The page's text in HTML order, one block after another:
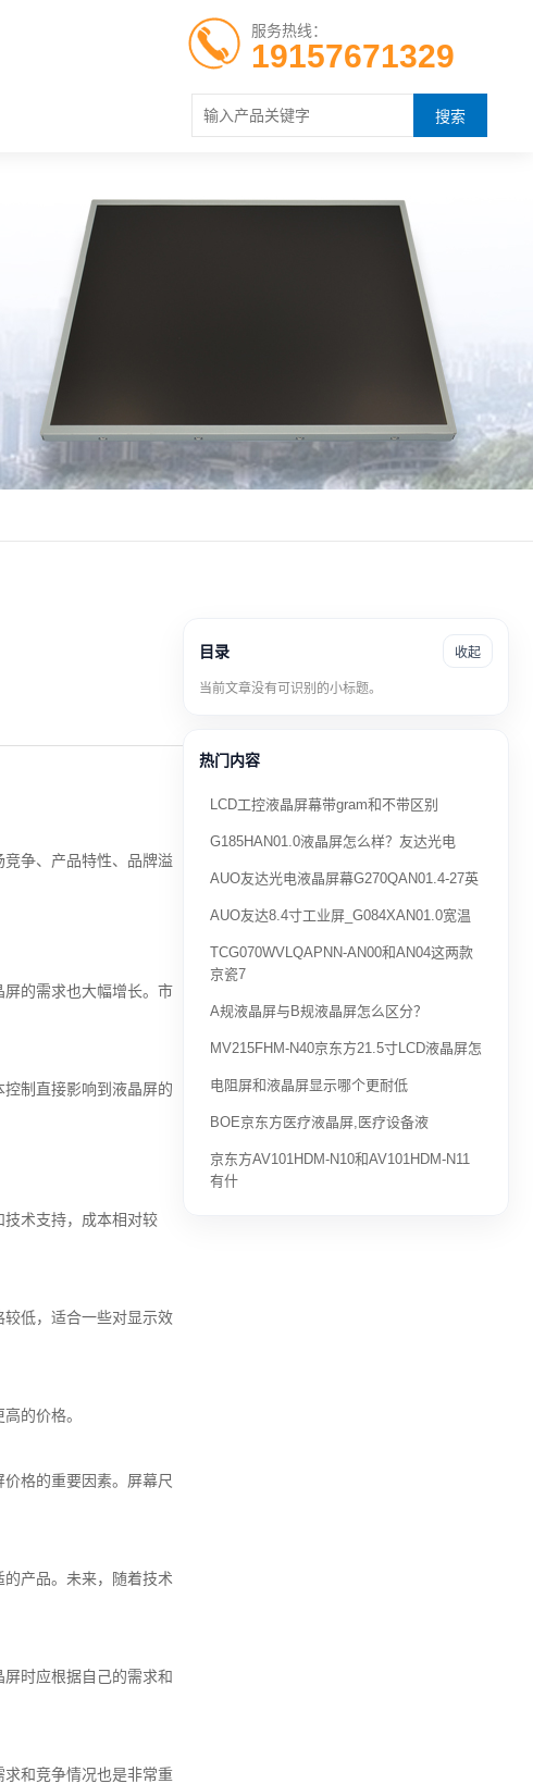
服务热线：
19157671329
争、产品特性、品牌溢
的需求也大幅增长。市
制直接影响到液晶屏的
术支持，成本相对较
低，适合一些对显示效
的价格。
格的重要因素。屏幕尺
产品。未来，随着技术
时应根据自己的需求和
和竞争情况也是非常重
目录 收起
当前文章没有可识别的小标题。
热门内容
LCD工控液晶屏幕带gram和不带区别
G185HAN01.0液晶屏怎么样？友达光电
AUO友达光电液晶屏幕G270QAN01.4-27英
AUO友达8.4寸工业屏_G084XAN01.0宽温
TCG070WVLQAPNN-AN00和AN04这两款
京瓷7
A规液晶屏与B规液晶屏怎么区分？
MV215FHM-N40京东方21.5寸LCD液晶屏怎
电阻屏和液晶屏显示哪个更耐低
BOE京东方医疗液晶屏,医疗设备液
京东方AV101HDM-N10和AV101HDM-N11
有什